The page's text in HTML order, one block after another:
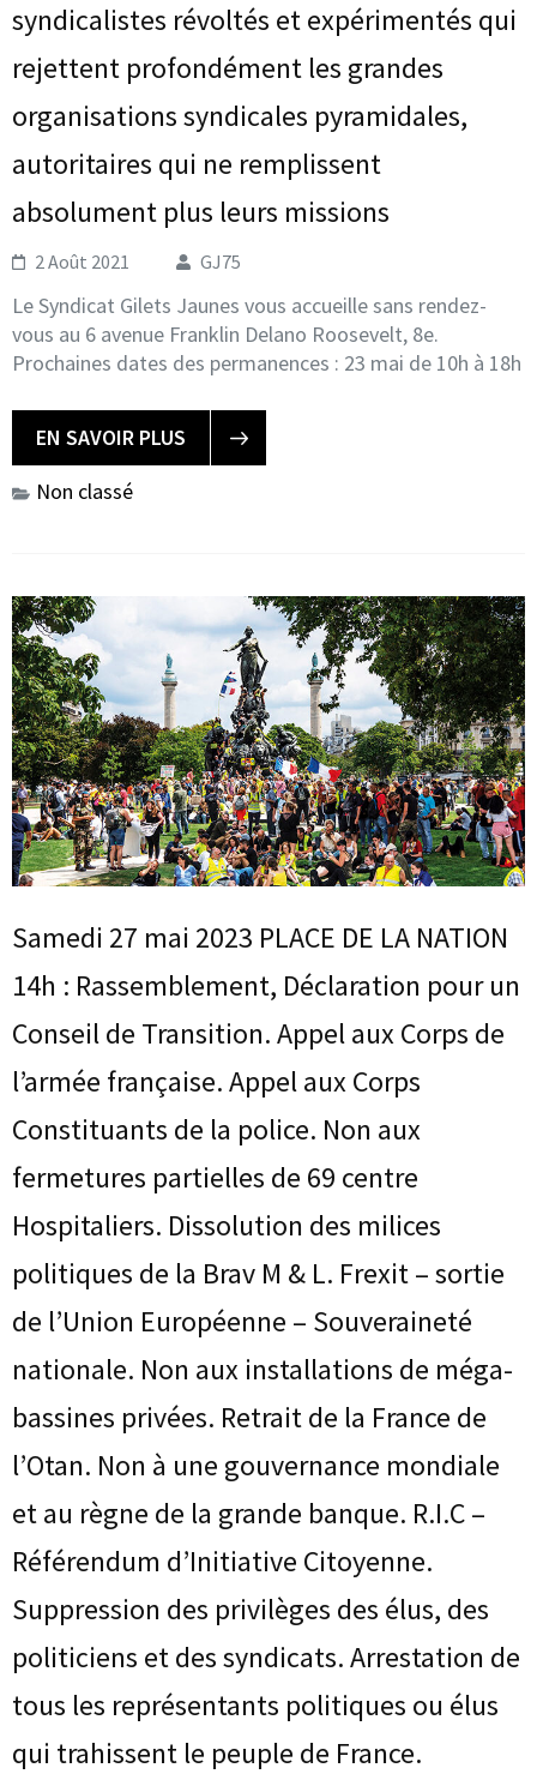
syndicalistes révoltés et expérimentés qui
rejettent profondément les grandes
organisations syndicales pyramidales,
autoritaires qui ne remplissent
absolument plus leurs missions
2 Août 2021 GJ75
Le Syndicat Gilets Jaunes vous accueille sans rendez-
vous au 6 avenue Franklin Delano Roosevelt, 8e.
Prochaines dates des permanences : 23 mai de 10h à 18h
EN SAVOIR PLUS
Non classé
Samedi 27 mai 2023 PLACE DE LA NATION
14h : Rassemblement, Déclaration pour un
Conseil de Transition. Appel aux Corps de
l’armée française. Appel aux Corps
Constituants de la police. Non aux
fermetures partielles de 69 centre
Hospitaliers. Dissolution des milices
politiques de la Brav M & L. Frexit – sortie
de l’Union Européenne – Souveraineté
nationale. Non aux installations de méga-
bassines privées. Retrait de la France de
l’Otan. Non à une gouvernance mondiale
et au règne de la grande banque. R.I.C –
Référendum d’Initiative Citoyenne.
Suppression des privilèges des élus, des
politiciens et des syndicats. Arrestation de
tous les représentants politiques ou élus
qui trahissent le peuple de France.